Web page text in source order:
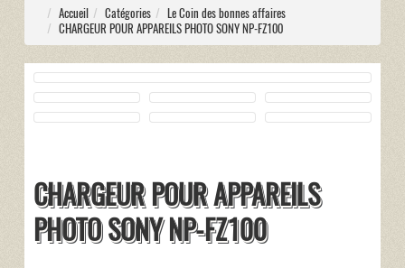
Accueil Catégories
Le Coin des bonnes affaires
CHARGEUR POUR APPAREILS PHOTO SONY NP-FZ100
CHARGEUR POUR APPAREILS
PHOTO SONY NP-FZ100